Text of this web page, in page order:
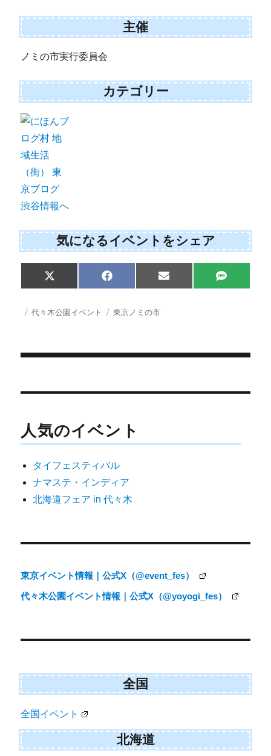
主催
ノミの市実行委員会
カテゴリー
気になるイベントをシェア
Share
on
X
(
w
i
r
Share
on
F
a
e
b
Share
on
E
m
Share
on
S
M
投 カ
代々木公園イベント
タ
東京ノミの市
稿
ビ
ー
シ
人気のイベント
タイフェスティバル
ナマステ・インディア
北海道フェア in 代々木
東京イベント情報｜公式X（@event_fes）
代々木公園イベント情報｜公式X（@yoyogi_fes）
全国
全国イベント
北海道